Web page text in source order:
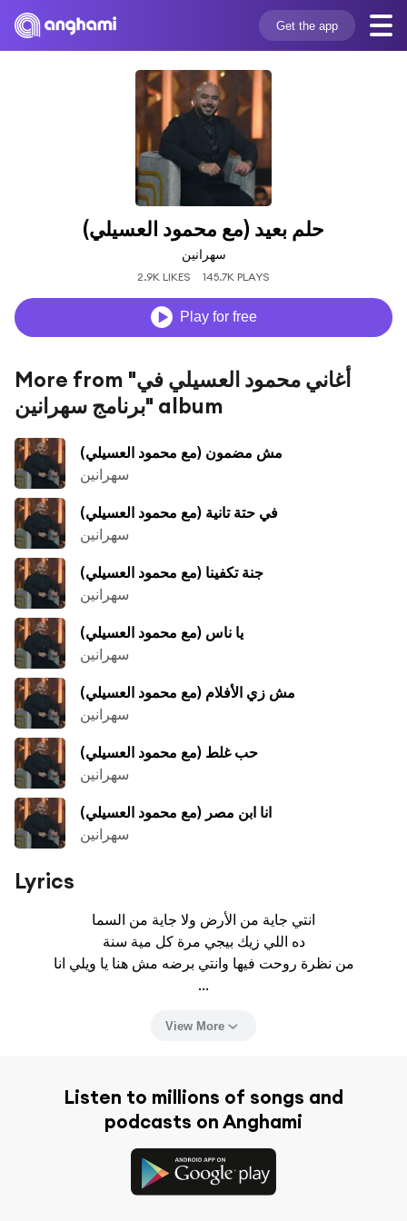
Get the app
حلم بعيد (مع محمود العسيلي)
سهرانين
2.9K LIKES 145.7K PLAYS
Play for free
More from "أغاني محمود العسيلي في
برنامج سهرانين" album
مش مضمون (مع محمود العسيلي)
سهرانين
في حتة تانية (مع محمود العسيلي)
سهرانين
جنة تكفينا (مع محمود العسيلي)
سهرانين
يا ناس (مع محمود العسيلي)
سهرانين
مش زي الأفلام (مع محمود العسيلي)
سهرانين
حب غلط (مع محمود العسيلي)
سهرانين
انا ابن مصر (مع محمود العسيلي)
سهرانين
Lyrics
انتي جاية من الأرض ولا جاية من السما
ده اللي زيك بيجي مرة كل مية سنة
من نظرة روحت فيها وانتي برضه مش هنا يا ويلي انا
...
View More
Listen to millions of songs and
podcasts on Anghami